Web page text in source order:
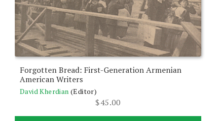
Forgotten Bread: First-Generation Armenian
American Writers
David Kherdian (Editor)
$45.00